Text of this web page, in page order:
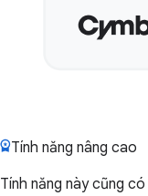
Tính năng nâng cao
Tính năng này cũng